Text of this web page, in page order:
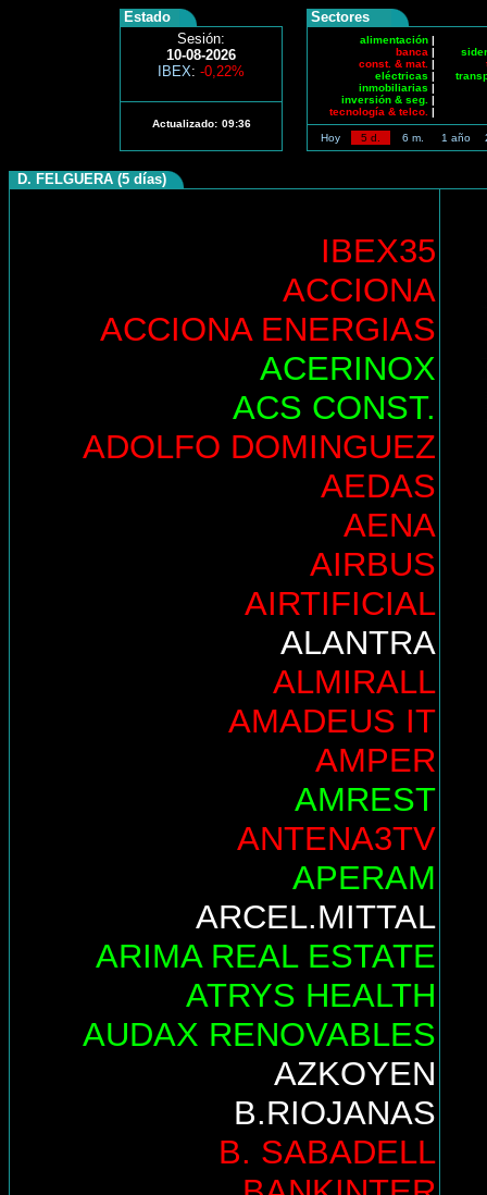
Estado
Sesión:
10-08-2026
IBEX: -0,22%
Actualizado: 09:36
Sectores
alimentación |
banca |
const. & mat. |
eléctricas |
inmobiliarias |
inversión & seg. |
tecnología & telco. |
Hoy 5 d. 6 m. 1 año
D. FELGUERA (5 días)
IBEX35
ACCIONA
ACCIONA ENERGIAS
ACERINOX
ACS CONST.
ADOLFO DOMINGUEZ
AEDAS
AENA
AIRBUS
AIRTIFICIAL
ALANTRA
ALMIRALL
AMADEUS IT
AMPER
AMREST
ANTENA3TV
APERAM
ARCEL.MITTAL
ARIMA REAL ESTATE
ATRYS HEALTH
AUDAX RENOVABLES
AZKOYEN
B.RIOJANAS
B. SABADELL